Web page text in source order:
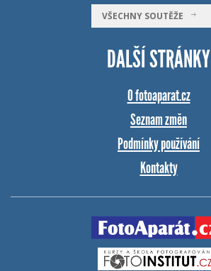
VŠECHNY SOUTĚŽE
DALŠÍ STRÁNKY
O fotoaparat.cz
Seznam změn
Podmínky používání
Kontakty